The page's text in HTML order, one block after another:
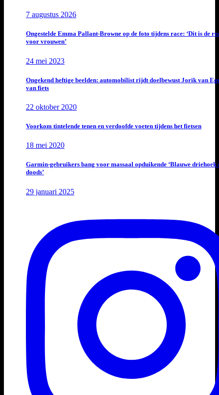
7 augustus 2026
Ongestelde Emma Pallant-Browne op de foto tijdens race: ‘Dit is de
voor vrouwen’
24 mei 2023
Ongekend heftige beelden: automobilist rijdt doelbewust Jorik van
van fiets
22 oktober 2020
Voorkom tintelende tenen en verdoofde voeten tijdens het fietsen
18 mei 2020
Garmin-gebruikers bang voor massaal opduikende ‘Blauwe driehoek
doods’
29 januari 2025